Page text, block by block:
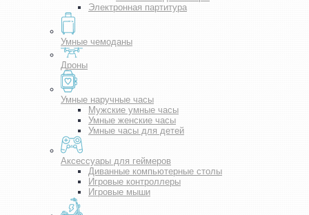
Электронная партитура
Умные чемоданы
Дроны
Умные наручные часы
Мужские умные часы
Умные женские часы
Умные часы для детей
Аксессуары для геймеров
Диванные компьютерные столы
Игровые контроллеры
Игровые мыши